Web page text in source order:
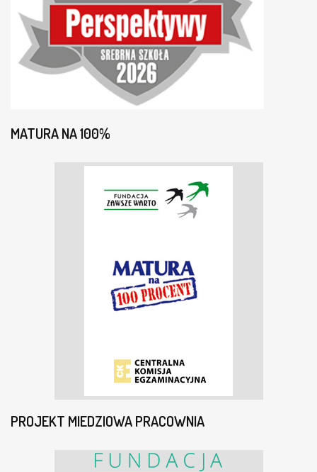
MATURA NA 100%
PROJEKT MIEDZIOWA PRACOWNIA